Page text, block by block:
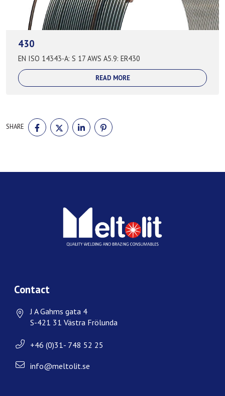
430
EN ISO 14343-A: S 17 AWS A5.9: ER430
READ MORE
SHARE
SHARE
ON
FACEBOOK
SHARE
ON
TWITTER
SHARE
ON
LINKEDIN
ON
Contact
J A Gahms gata 4
S-421 31 Västra Frölunda
+46 (0)31- 748 52 25
info@meltolit.se